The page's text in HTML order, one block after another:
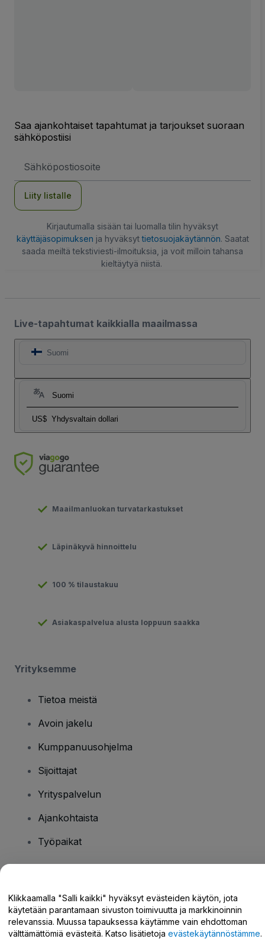
Saa ajankohtaiset tapahtumat ja tarjoukset suoraan
sähköpostiisi
Liity listalle
Kirjautumalla sisään tai luomalla tilin hyväksyt
käyttäjäsopimuksen ja hyväksyttietosuojakäytännön. Saatat
saada meiltä tekstiviesti-ilmoituksia, ja voit milloin tahansa
kieltäytyä niistä.
Live-tapahtumat kaikkialla maailmassa
Suomi
Suomi
US$ Yhdysvaltain dollari
Maailmanluokan turvatarkastukset
Läpinäkyvä hinnoittelu
100 % tilaustakuu
Asiakaspalvelua alusta loppuun saakka
Yrityksemme
Tietoa meistä
Avoin jakelu
Kumppanuusohjelma
Sijoittajat
Yrityspalvelun
Ajankohtaista
Työpaikat
Tukikeskus / Ota meihin yhteyttä
Klikkaamalla "Salli kaikki" hyväksyt evästeiden käytön, jota
käytetään parantamaan sivuston toimivuutta ja markkinoinnin
relevanssia. Muussa tapauksessa käytämme vain ehdottoman
välttämättömiä evästeitä. Katso lisätietoja evästekäytännöstämme.